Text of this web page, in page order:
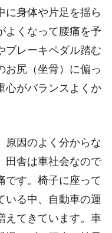
に身体や片足を揺ら
よくなって腰痛を予
ブレーキペダル踏む
お尻（坐骨）に偏っ
心がバランスよくか
原因のよく分からな
田舎は車社会なので
です。椅子に座って
いる中、自動車の運
えてきています。車